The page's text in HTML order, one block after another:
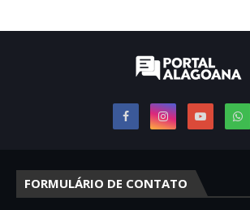
FORMULÁRIO DE CONTATO